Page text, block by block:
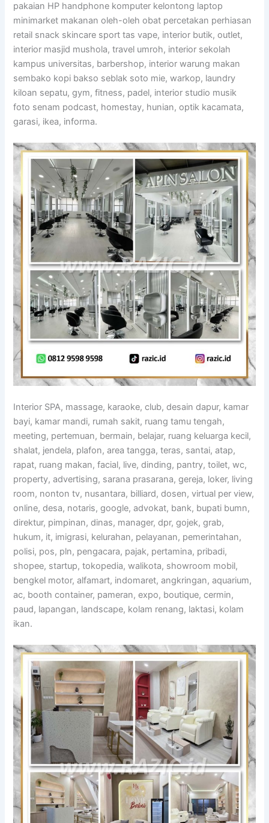
pakaian HP handphone komputer kelontong laptop
minimarket makanan oleh-oleh obat percetakan perhiasan
retail snack skincare sport tas vape, interior butik, outlet,
interior masjid mushola, travel umroh, interior sekolah
kampus universitas, barbershop, interior warung makan
sembako kopi bakso seblak soto mie, warkop, laundry
kiloan sepatu, gym, fitness, padel, interior studio musik
foto senam podcast, homestay, hunian, optik kacamata,
garasi, ikea, informa.
Interior SPA, massage, karaoke, club, desain dapur, kamar
bayi, kamar mandi, rumah sakit, ruang tamu tengah,
meeting, pertemuan, bermain, belajar, ruang keluarga kecil,
shalat, jendela, plafon, area tangga, teras, santai, atap,
rapat, ruang makan, facial, live, dinding, pantry, toilet, wc,
property, advertising, sarana prasarana, gereja, loker, living
room, nonton tv, nusantara, billiard, dosen, virtual per view,
online, desa, notaris, google, advokat, bank, bupati bumn,
direktur, pimpinan, dinas, manager, dpr, gojek, grab,
hukum, it, imigrasi, kelurahan, pelayanan, pemerintahan,
polisi, pos, pln, pengacara, pajak, pertamina, pribadi,
shopee, startup, tokopedia, walikota, showroom mobil,
bengkel motor, alfamart, indomaret, angkringan, aquarium,
ac, booth container, pameran, expo, boutique, cermin,
paud, lapangan, landscape, kolam renang, laktasi, kolam
ikan.